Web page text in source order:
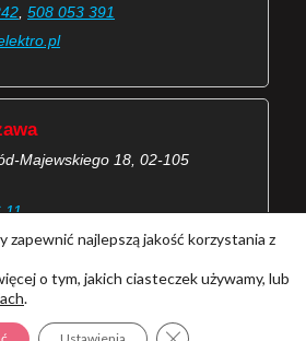
508 053 391
Majewskiego 18, 02-105
11
kontaktach MKD Elektro)
zapewnić najlepszą jakość korzystania z
o tym, jakich ciasteczek używamy, lub
.
Zamknij panel